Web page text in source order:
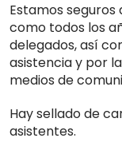
Estamos
como todos los
delegados, así
asistencia y por
medios de
Hay sellado de
asistentes.